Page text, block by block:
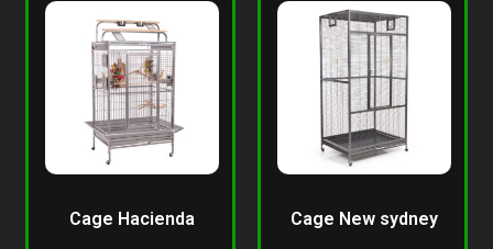
Cage Hacienda Cage New sydney